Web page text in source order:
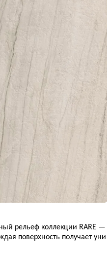
рельеф коллекции RARE —
поверхность получает уни